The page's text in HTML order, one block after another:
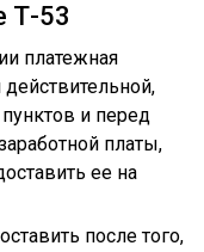
Т-53
платежная
и перед
платы,
ее на
после того,